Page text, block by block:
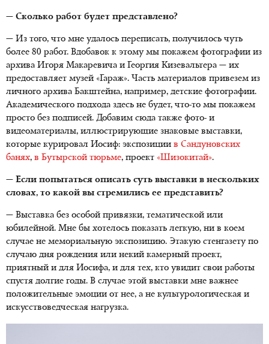
— Сколько работ будет представлено?
— Из того, что мне удалось переписать, получилось чуть
более 80 работ. Вдобавок к этому мы покажем фотографии из
архива Игоря Макаревича и Георгия Кизевальтера — их
предоставляет музей «Гараж». Часть материалов привезем из
личного архива Бакштейна, например, детские фотографии.
Академического подхода здесь не будет, что-то мы покажем
просто без подписей. Добавим сюда также фото- и
видеоматериалы, иллюстрирующие знаковые выставки,
которые курировал Иосиф: экспозиции в Сандуновских
банях, в Бутырской тюрьме, проект «Шизокитай».
— Если попытаться описать суть выставки в нескольких
словах, то какой вы стремились ее представить?
— Выставка без особой привязки, тематической или
юбилейной. Мне бы хотелось показать легкую, ни в коем
случае не мемориальную экспозицию. Этакую стенгазету по
случаю дня рождения или некий камерный проект,
приятный и для Иосифа, и для тех, кто увидит свои работы
спустя долгие годы. В случае этой выставки мне важнее
положительные эмоции от нее, а не культурологическая и
искусствоведческая нагрузка.